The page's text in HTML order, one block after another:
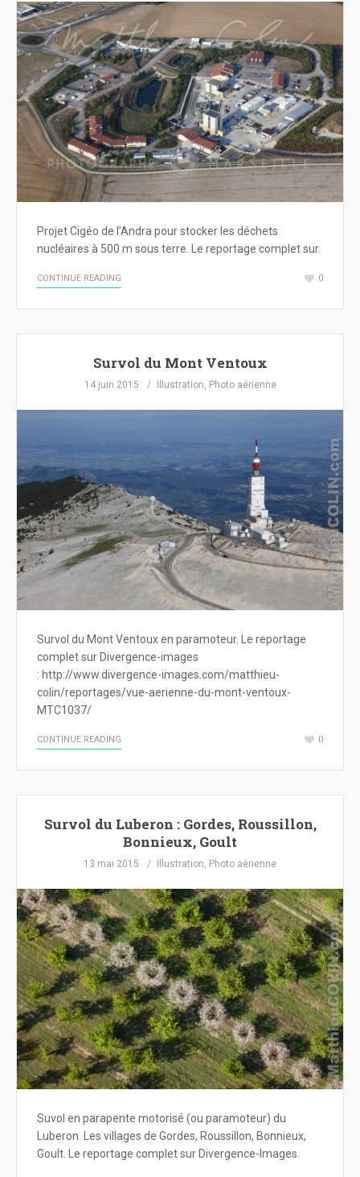
Projet Cigéo de l’Andra pour stocker les déchets
nucléaires à 500 m sous terre. Le reportage complet sur.
CONTINUE READING 0
Survol du Mont Ventoux
14 juin 2015 Illustration, Photo aérienne
Survol du Mont Ventoux en paramoteur. Le reportage
complet sur Divergence-images
: http://www.divergence-images.com/matthieu-
colin/reportages/vue-aerienne-du-mont-ventoux-
MTC1037/
CONTINUE READING 0
Survol du Luberon : Gordes, Roussillon,
Bonnieux, Goult
13 mai 2015 Illustration, Photo aérienne
Suvol en parapente motorisé (ou paramoteur) du
Luberon. Les villages de Gordes, Roussillon, Bonnieux,
Goult. Le reportage complet sur Divergence-Images.